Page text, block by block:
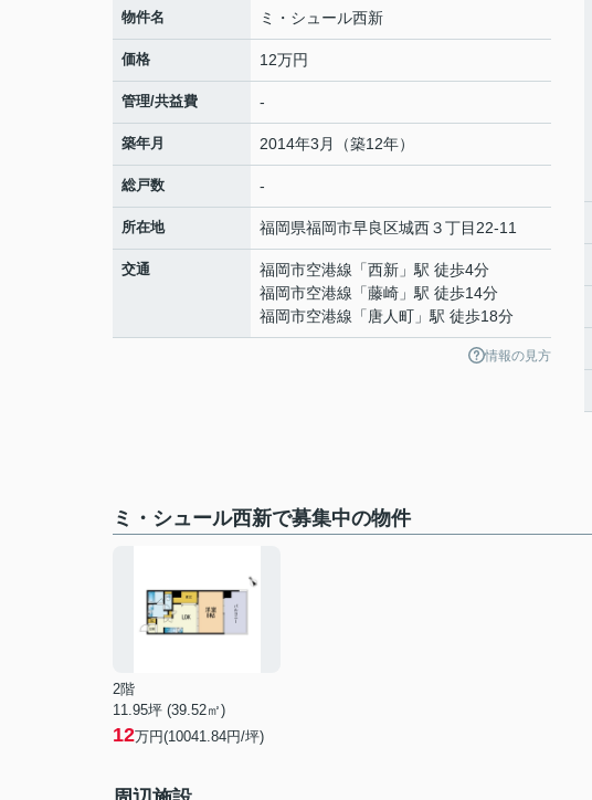
物件名 ミ・シュール西新
価格 12万円
管理/共益費 -
築年月 2014年3月（築12年）
総戸数 -
所在地 福岡県福岡市早良区城西３丁目22-11
交通 福岡市空港線 「西新 」駅 徒歩4分
福岡市空港線 「藤崎 」駅 徒歩14分
福岡市空港線 「 唐人町 」駅 徒歩18分
情報の見方
ミ・シュール西新で募集中の物件
2階
11.95坪 (39.52㎡)
12万円(10041.84円/坪)